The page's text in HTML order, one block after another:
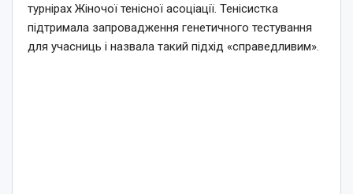
турнірах Жіночої тенісної асоціації. Тенісистка
підтримала запровадження генетичного тестування
для учасниць і назвала такий підхід «справедливим».